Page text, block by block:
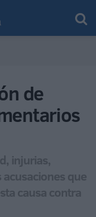
de
injurias,
que
causa contra